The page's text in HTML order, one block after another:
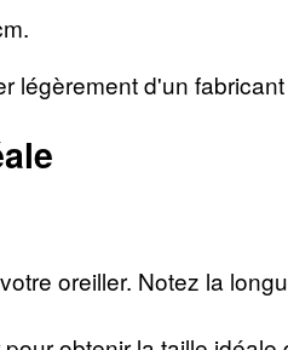
légèrement d'un
oreiller. Notez la